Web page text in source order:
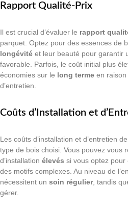
Rapport Qualité-Prix
Il est crucial d’évaluer le rapport
parquet. Optez pour des essences de
longévité et leur beauté pour garantir
favorable. Parfois, le coût initial plus
économies sur le long terme en
d’entretien.
Coûts d’Installation et
Les coûts d’installation et d’entretien
type de bois choisi. Vous pouvez vous
d’installation élevés si vous optez pour
des motifs complexes. Au niveau de
nécessitent un soin régulier, tandis
gérer.